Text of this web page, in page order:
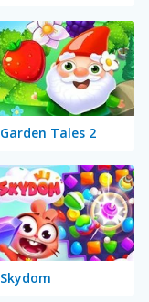
Garden Tales 2
Skydom